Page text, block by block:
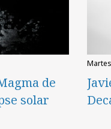
de
solar